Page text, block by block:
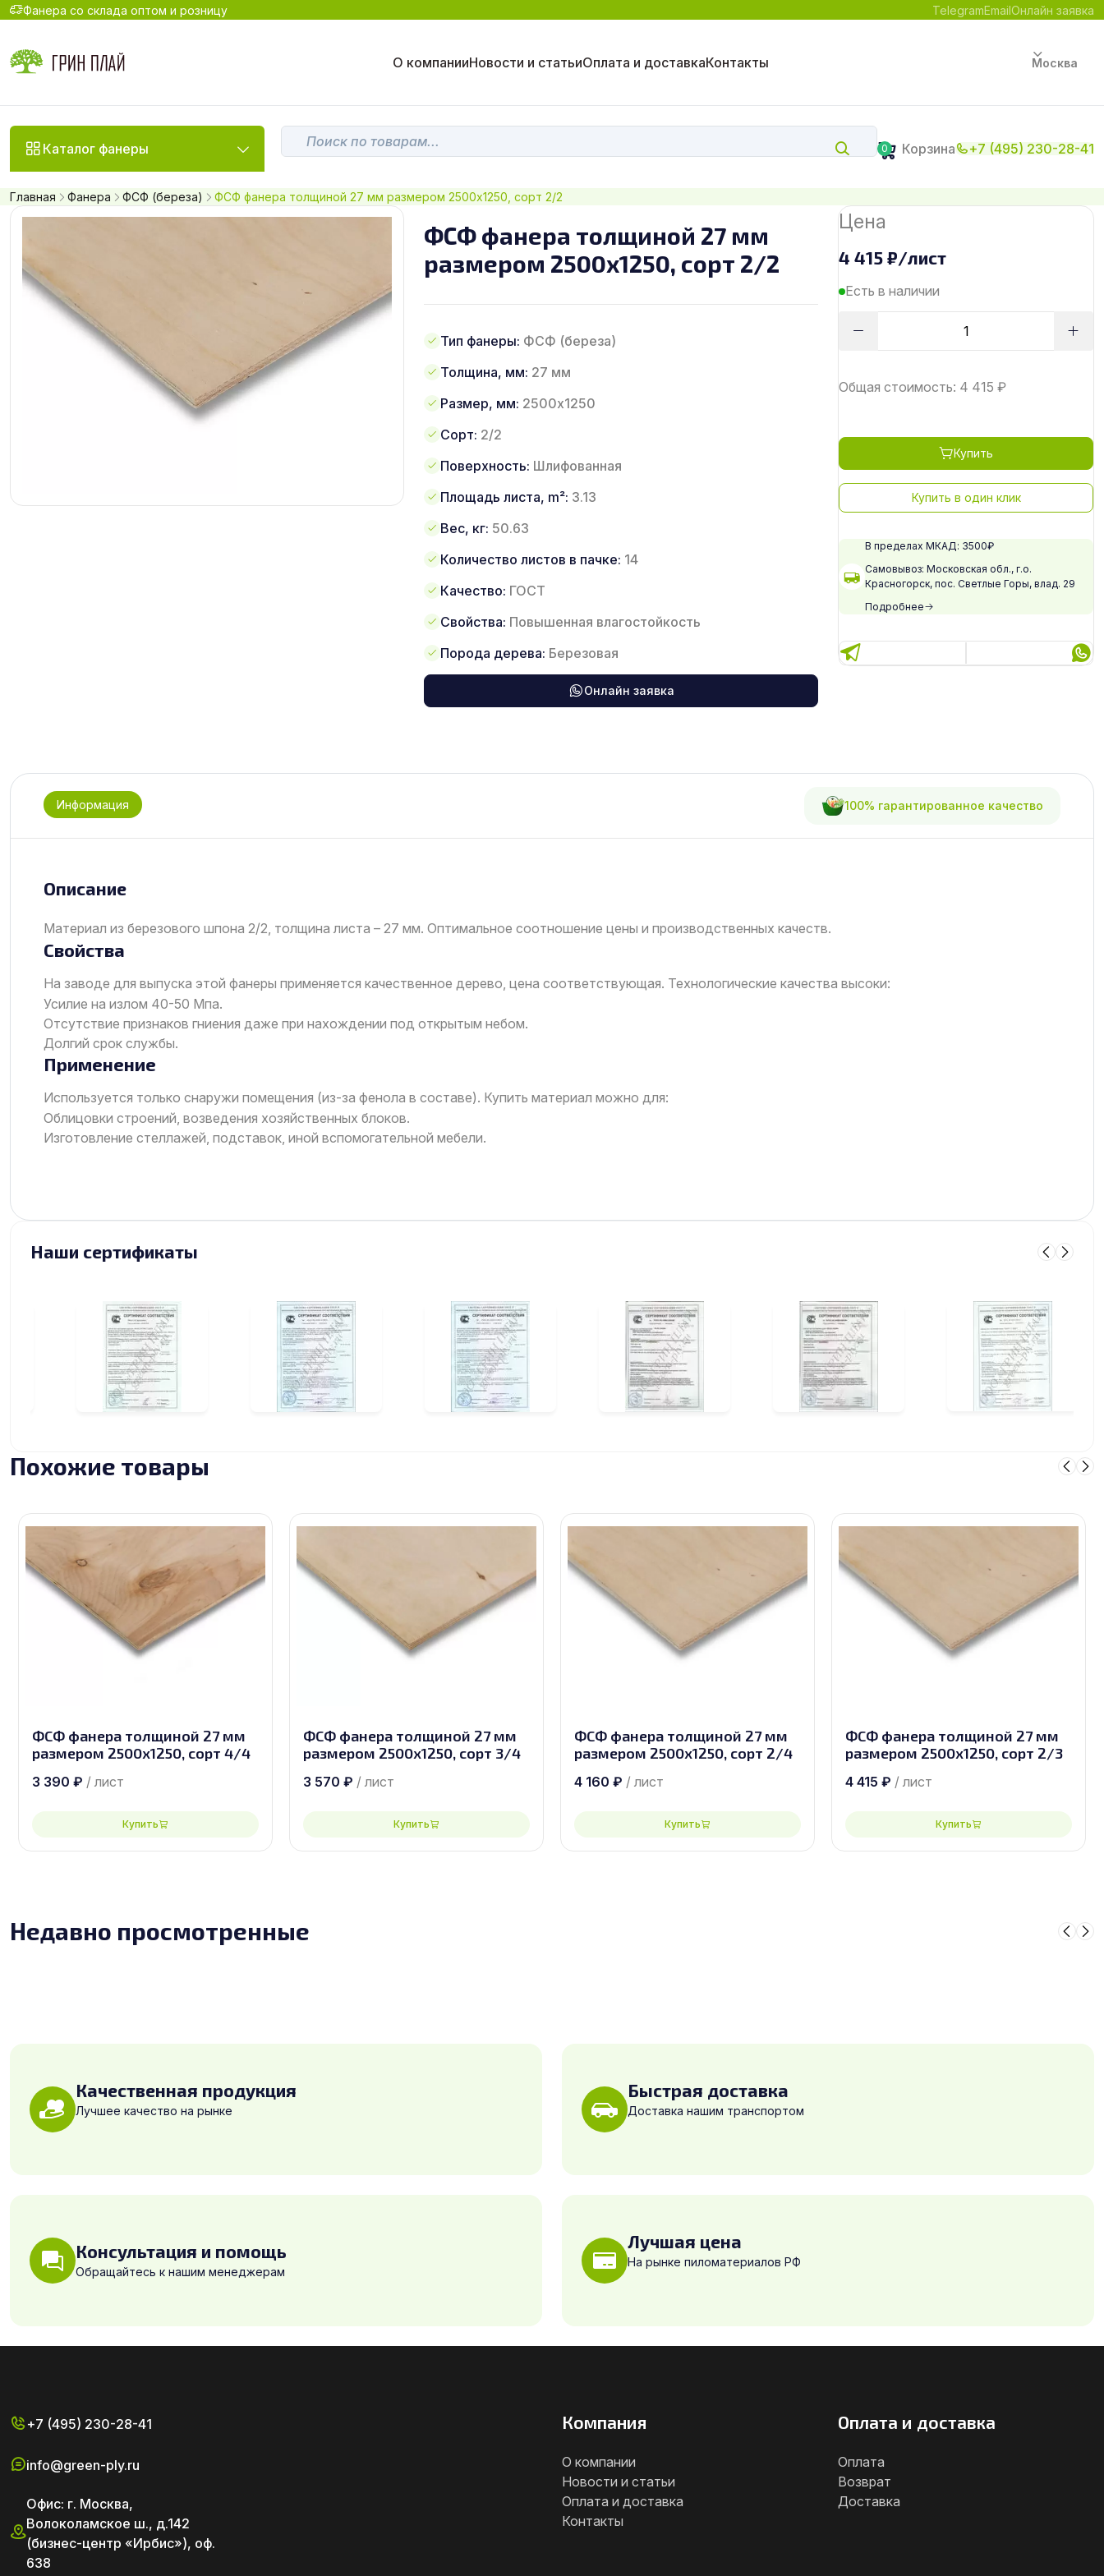
Фанера со склада оптом и розницу TelegramEmailОнлайн заявка
О компанииНовости и статьиОплата и доставкаКонтакты Москва
Каталог фанеры 0 Корзина +7 (495) 230-28-41
Главная Фанера ФСФ (береза) ФСФ фанера толщиной 27 мм размером 2500х1250, сорт 2/2
ФСФ фанера толщиной 27 мм
размером 2500х1250, сорт 2/2
Тип фанеры: ФСФ (береза)
Толщина, мм: 27 мм
Размер, мм: 2500х1250
Сорт: 2/2
Поверхность: Шлифованная
Площадь листа, m²: 3.13
Вес, кг: 50.63
Количество листов в пачке: 14
Качество: ГОСТ
Свойства: Повышенная влагостойкость
Порода дерева: Березовая
Онлайн заявка
Цена
4 415 ₽/лист
Есть в наличии
Общая стоимость: 4 415 ₽
Купить
Купить в один клик
В пределах МКАД: 3500₽
Самовывоз: Московская обл., г.о.
Красногорск, пос. Светлые Горы, влад. 29
Подробнее
Информация 100% гарантированное качество
Описание
Материал из березового шпона 2/2, толщина листа – 27 мм. Оптимальное соотношение цены и производственных качеств.
Свойства
На заводе для выпуска этой фанеры применяется качественное дерево, цена соответствующая. Технологические качества высоки:
Усилие на излом 40-50 Мпа.
Отсутствие признаков гниения даже при нахождении под открытым небом.
Долгий срок службы.
Применение
Используется только снаружи помещения (из-за фенола в составе). Купить материал можно для:
Облицовки строений, возведения хозяйственных блоков.
Изготовление стеллажей, подставок, иной вспомогательной мебели.
Наши сертификаты
Похожие товары
ФСФ фанера толщиной 27 мм
размером 2500х1250, сорт 4/4
3 390 ₽ / лист
Купить
ФСФ фанера толщиной 27 мм
размером 2500х1250, сорт 3/4
3 570 ₽ / лист
Купить
ФСФ фанера толщиной 27 мм
размером 2500х1250, сорт 2/4
4 160 ₽ / лист
Купить
ФСФ фанера толщиной 27 мм
размером 2500х1250, сорт 2/3
4 415 ₽ / лист
Купить
Недавно просмотренные
Качественная продукция
Лучшее качество на рынке
Быстрая доставка
Доставка нашим транспортом
Консультация и помощь
Обращайтесь к нашим менеджерам
Лучшая цена
На рынке пиломатериалов РФ
+7 (495) 230-28-41
info@green-ply.ru
Офис: г. Москва,
Волоколамское ш., д.142
(бизнес-центр «Ирбис»), оф.
638
Компания
О компании
Новости и статьи
Оплата и доставка
Контакты
Оплата и доставка
Оплата
Возврат
Доставка